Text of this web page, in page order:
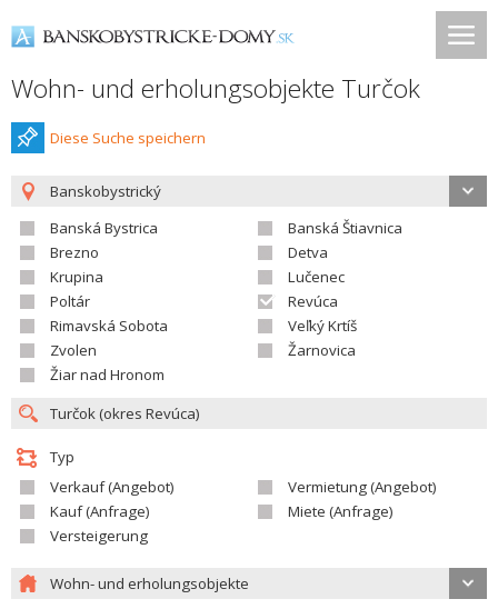
Wohn- und erholungsobjekte Turčok
Diese Suche speichern
Banskobystrický
Banská Bystrica
Banská Štiavnica
Brezno
Detva
Krupina
Lučenec
Poltár
Revúca
Rimavská Sobota
Veľký Krtíš
Zvolen
Žarnovica
Žiar nad Hronom
Typ
Verkauf (Angebot)
Vermietung (Angebot)
Kauf (Anfrage)
Miete (Anfrage)
Versteigerung
Wohn- und erholungsobjekte